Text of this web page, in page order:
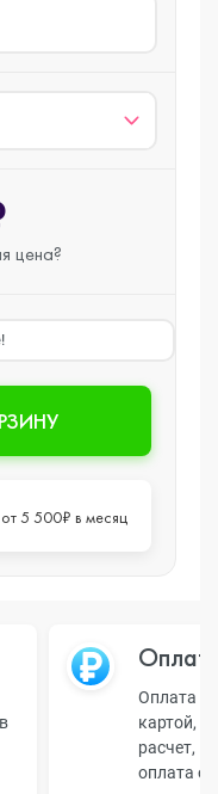
цена?
от 5 500₽ в месяц
Оплата
картой,
расчет,
оплата